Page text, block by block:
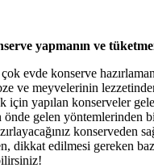
yapmanın ve
evde konserve
ve meyvelerinin
için yapılan konserveler
önde gelen yöntemlerinden
konserveden
dikkat edilmesi gereken